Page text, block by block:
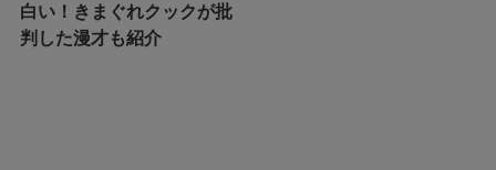
白い！きまぐれクックが批
判した漫才も紹介